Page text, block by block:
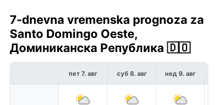
7-dnevna vremenska prognoza za
Santo Domingo Oeste,
Доминиканска Република 🇩🇴
пет 7. авг суб 8. авг нед 9. авг